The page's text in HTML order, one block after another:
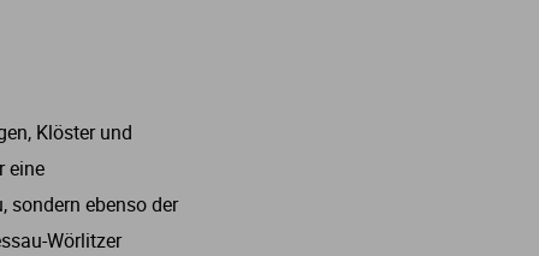
Klöster und
eine
sondern ebenso der
Wörlitzer